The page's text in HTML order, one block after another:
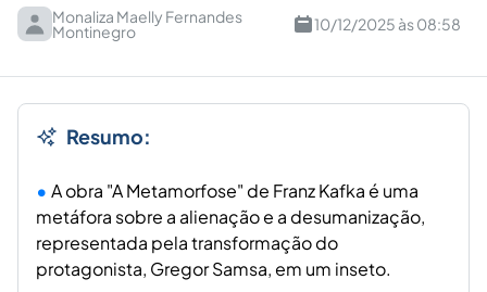
Monaliza Maelly Fernandes
Montinegro 10/12/2025 às 08:58
Resumo:
A obra "A Metamorfose" de Franz Kafka é uma
metáfora sobre a alienação e a desumanização,
representada pela transformação do
protagonista, Gregor Samsa, em um inseto.